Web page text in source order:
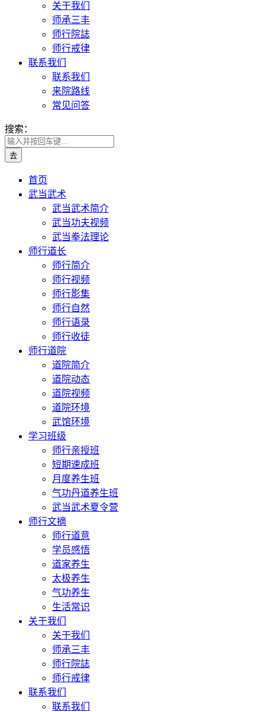
关于我们
师承三丰
师行院誌
师行戒律
联系我们
联系我们
来院路线
常见问答
搜索：
首页
武当武术
武当武术简介
武当功夫视频
武当拳法理论
师行道长
师行简介
师行视频
师行影集
师行自然
师行语录
师行收徒
师行道院
道院简介
道院动态
道院视频
道院环境
武馆环境
学习班级
师行亲授班
短期速成班
月度养生班
气功丹道养生班
武当武术夏令营
师行文摘
师行道意
学员感悟
道家养生
太极养生
气功养生
生活常识
关于我们
关于我们
师承三丰
师行院誌
师行戒律
联系我们
联系我们